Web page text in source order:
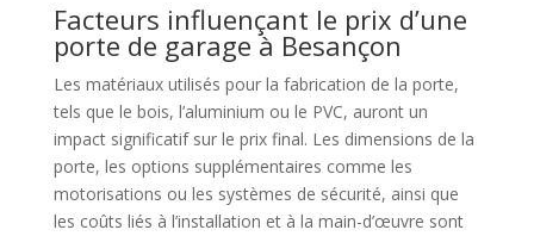
Facteurs influençant le prix d’une
porte de garage à Besançon
Les matériaux utilisés pour la fabrication de la porte,
tels que le bois, l’aluminium ou le PVC, auront un
impact significatif sur le prix final. Les dimensions de la
porte, les options supplémentaires comme les
motorisations ou les systèmes de sécurité, ainsi que
les coûts liés à l’installation et à la main-d’œuvre sont